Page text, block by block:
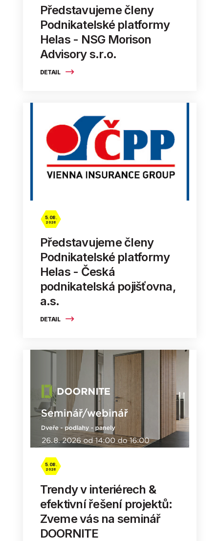
DETAIL
Představujeme členy
Podnikatelské platformy
Helas - NSG Morison
Advisory s.r.o.
DETAIL
5. 08.
2026
Představujeme členy
Podnikatelské platformy
Helas - Česká
podnikatelská pojišťovna,
a.s.
5. 08.
2026
Trendy v interiérech &
efektivní řešení projektů:
Zveme vás na seminář
DOORNITE